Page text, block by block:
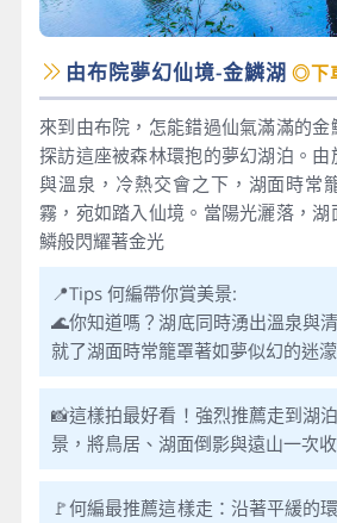
由布院夢幻仙境-金鱗湖 ◎下
來到由布院，怎能錯過仙氣滿滿的
探訪這座被森林環抱的夢幻湖泊。
與溫泉，冷熱交會之下，湖面時常
霧，宛如踏入仙境。當陽光灑落，
鱗般閃耀著金光
📍Tips 何編帶你賞美景:
🌊你知道嗎？湖底同時湧出溫泉與
就了湖面時常籠罩著如夢似幻的迷
📸這樣拍最好看！強烈推薦走到湖
景，將鳥居、湖面倒影與遠山一次
🚩何編最推薦這樣走：沿著平緩的